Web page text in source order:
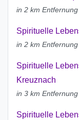
in 2 km Entfernung
Spirituelle
in 2 km Entfernung
Spirituelle
Kreuznach
in 3 km Entfernung
Spirituelle